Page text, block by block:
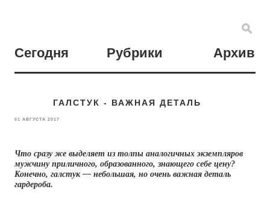
Сегодня Рубрики Архив
ГАЛСТУК - ВАЖНАЯ ДЕТАЛЬ
01 АВГУСТА 2017
Что сразу же выделяет из толпы аналогичных экземпляров
мужчину приличного, образованного, знающего себе цену?
Конечно, галстук — небольшая, но очень важная деталь
гардероба.